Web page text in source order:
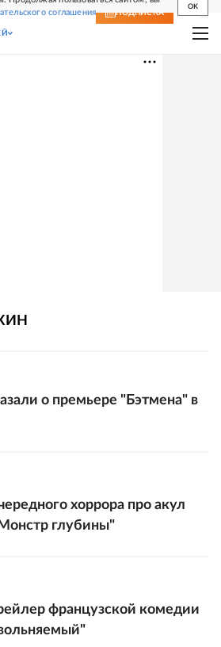
соглашения
OK
ПОДПИСКА
о премьере "Бэтмена" в
хоррора про акул
глубины"
французской комедии